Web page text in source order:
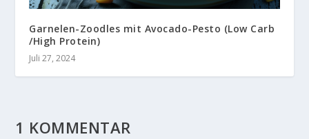
Garnelen-Zoodles mit Avocado-Pesto (Low Carb
/High Protein)
Juli 27, 2024
1 KOMMENTAR